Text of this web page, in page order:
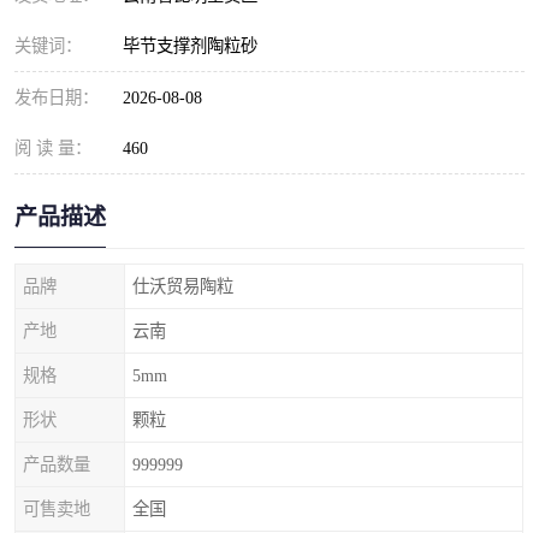
关键词： 毕节支撑剂陶粒砂
发布日期： 2026-08-08
阅 读 量： 460
产品描述
品牌 仕沃贸易陶粒
产地 云南
规格 5mm
形状 颗粒
产品数量 999999
可售卖地 全国